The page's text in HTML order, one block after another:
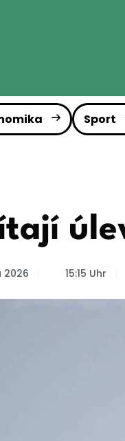
Sport
2026 15:15 Uhr